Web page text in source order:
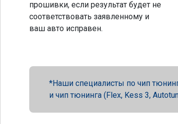
прошивки, если результат будет не
соответствовать заявленному и
ваш авто исправен.
Наши специалисты по чип
и чип тюнинга (Flex, Kess 3,